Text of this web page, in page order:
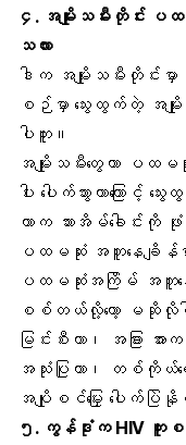
၄. အမျိုးသမီးတိုင်း ပ
သလား
ဒါက အမျိုးသမီးတိုင်
စဉ်မှာ သွေးထွက်တဲ့ အမျို
ပါဘူး။
အမျိုးသမီးတွေဟာ ပထ
ပါး ပေါက်သွားတာကြောင့်
တာက သားအိမ်ခေါင်းကို ဖုံးထ
ပထမဆုံး အတူနေချိန်မှာ ဒီ
ပထမဆုံးအကြိမ် အတူနေ
စစ်တယ်လို့တော့ မဆိုလိုပ
မြင်းစီးတာ၊ အခြား အ
အသုံးပြုတာ၊ တစ်ကိုယ်ရေ
အပျိုစင်မြှေး ပေါက်ပ
၅. ကွန်ဒုံးက HIV ကူး